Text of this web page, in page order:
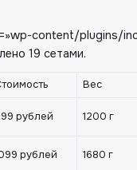
content/plugins/
19 сетами.
Вес
рублей 1200 г
рублей 1680 г